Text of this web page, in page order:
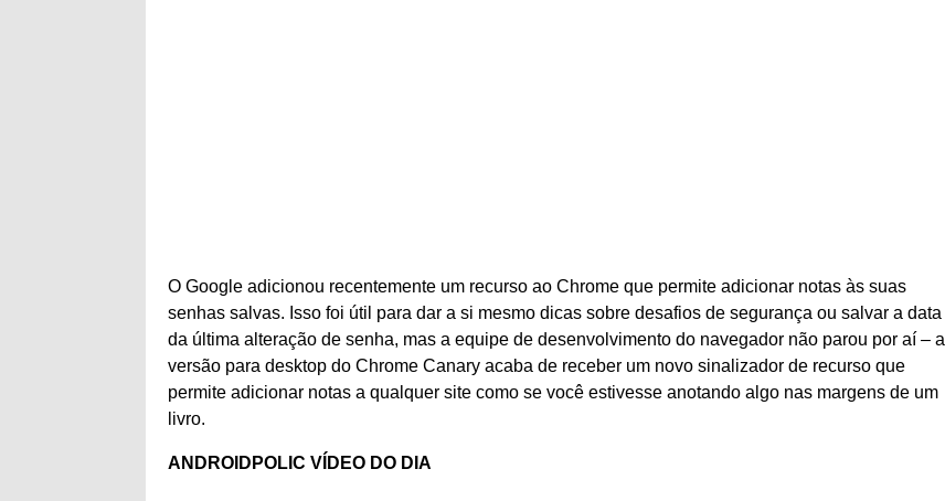
O Google adicionou recentemente um recurso ao Chrome que permite adicionar notas às suas
senhas salvas. Isso foi útil para dar a si mesmo dicas sobre desafios de segurança ou salvar a data
da última alteração de senha, mas a equipe de desenvolvimento do navegador não parou por aí – a
versão para desktop do Chrome Canary acaba de receber um novo sinalizador de recurso que
permite adicionar notas a qualquer site como se você estivesse anotando algo nas margens de um
livro.
ANDROIDPOLIC VÍDEO DO DIA